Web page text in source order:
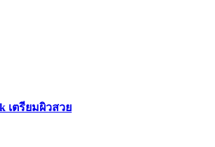
เตรียมผิวสวย